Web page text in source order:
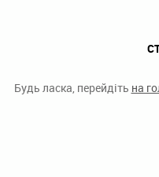
Будь ласка, перейдіть на